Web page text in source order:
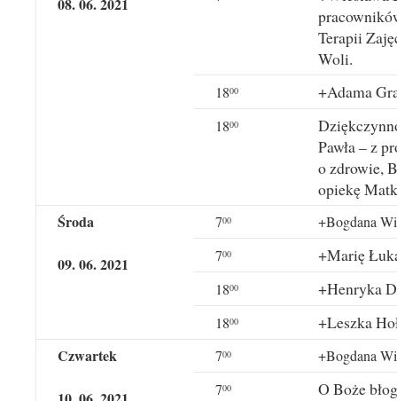
Terapii
Woli.
1800 +Adama
1800
Pawła – z
o zdrowie,
opiekę
Środa
09. 06. 2021
700
+Bogdana
700 +Marię
1800 +Henryka
1800 +Leszka
Czwartek 700
+Bogdana
700
O Boże